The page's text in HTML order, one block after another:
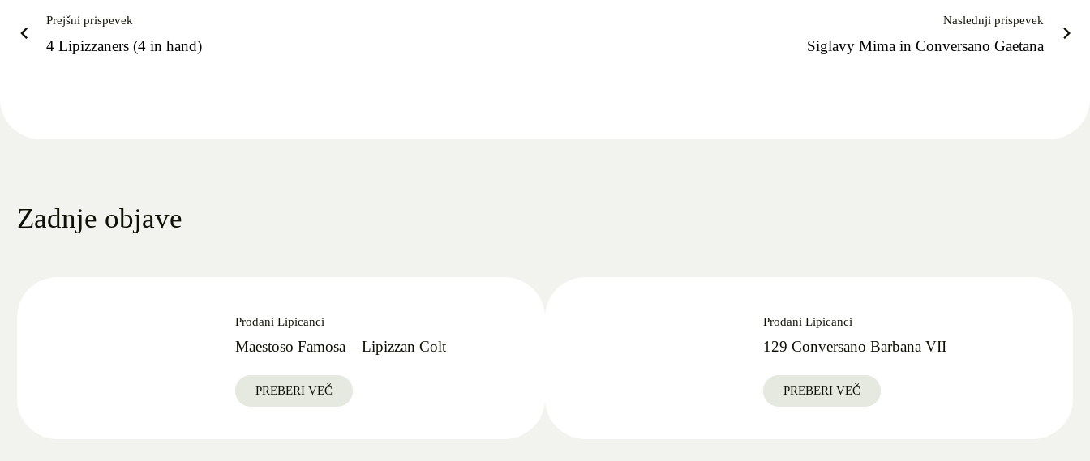
Prejšni prispevek
4 Lipizzaners (4 in hand)
Naslednji prispevek
Siglavy Mima in Conversano Gaetana
Zadnje objave
Prodani Lipicanci
Maestoso Famosa – Lipizzan Colt
PREBERI VEČ
Prodani Lipicanci
129 Conversano Barbana VII
PREBERI VEČ